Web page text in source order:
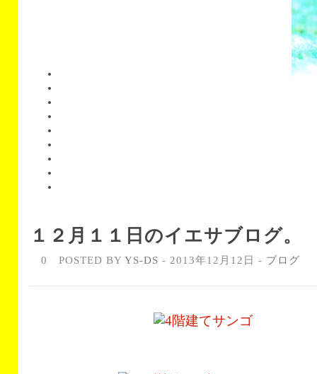
１２月１１日のイエサブログ。
0 POSTED BY YS-DS - 2013年12月12日 - ブログ